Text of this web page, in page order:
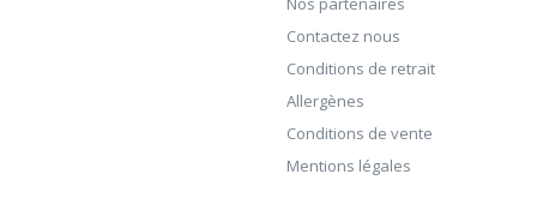
Contactez nous
Conditions de retrait
Allergènes
Conditions de vente
Mentions légales